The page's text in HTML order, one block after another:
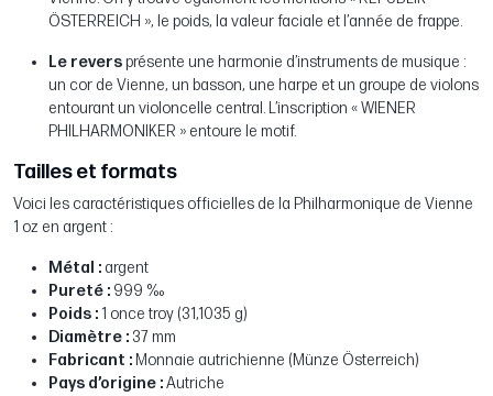
ÖSTERREICH », le poids, la valeur faciale et l’année de frappe.
Le reversprésente une harmonie d’instruments de musique :
un cor de Vienne, un basson, une harpe et un groupe de violons
entourant un violoncelle central. L’inscription « WIENER
PHILHARMONIKER » entoure le motif.
Tailles et formats
Voici les caractéristiques officielles de la Philharmonique de Vienne
1 oz en argent :
Métal : argent
Pureté : 999 ‰
Poids : 1 once troy (31,1035 g)
Diamètre : 37 mm
Fabricant :Monnaie autrichienne (Münze Österreich)
Pays d’origine :Autriche